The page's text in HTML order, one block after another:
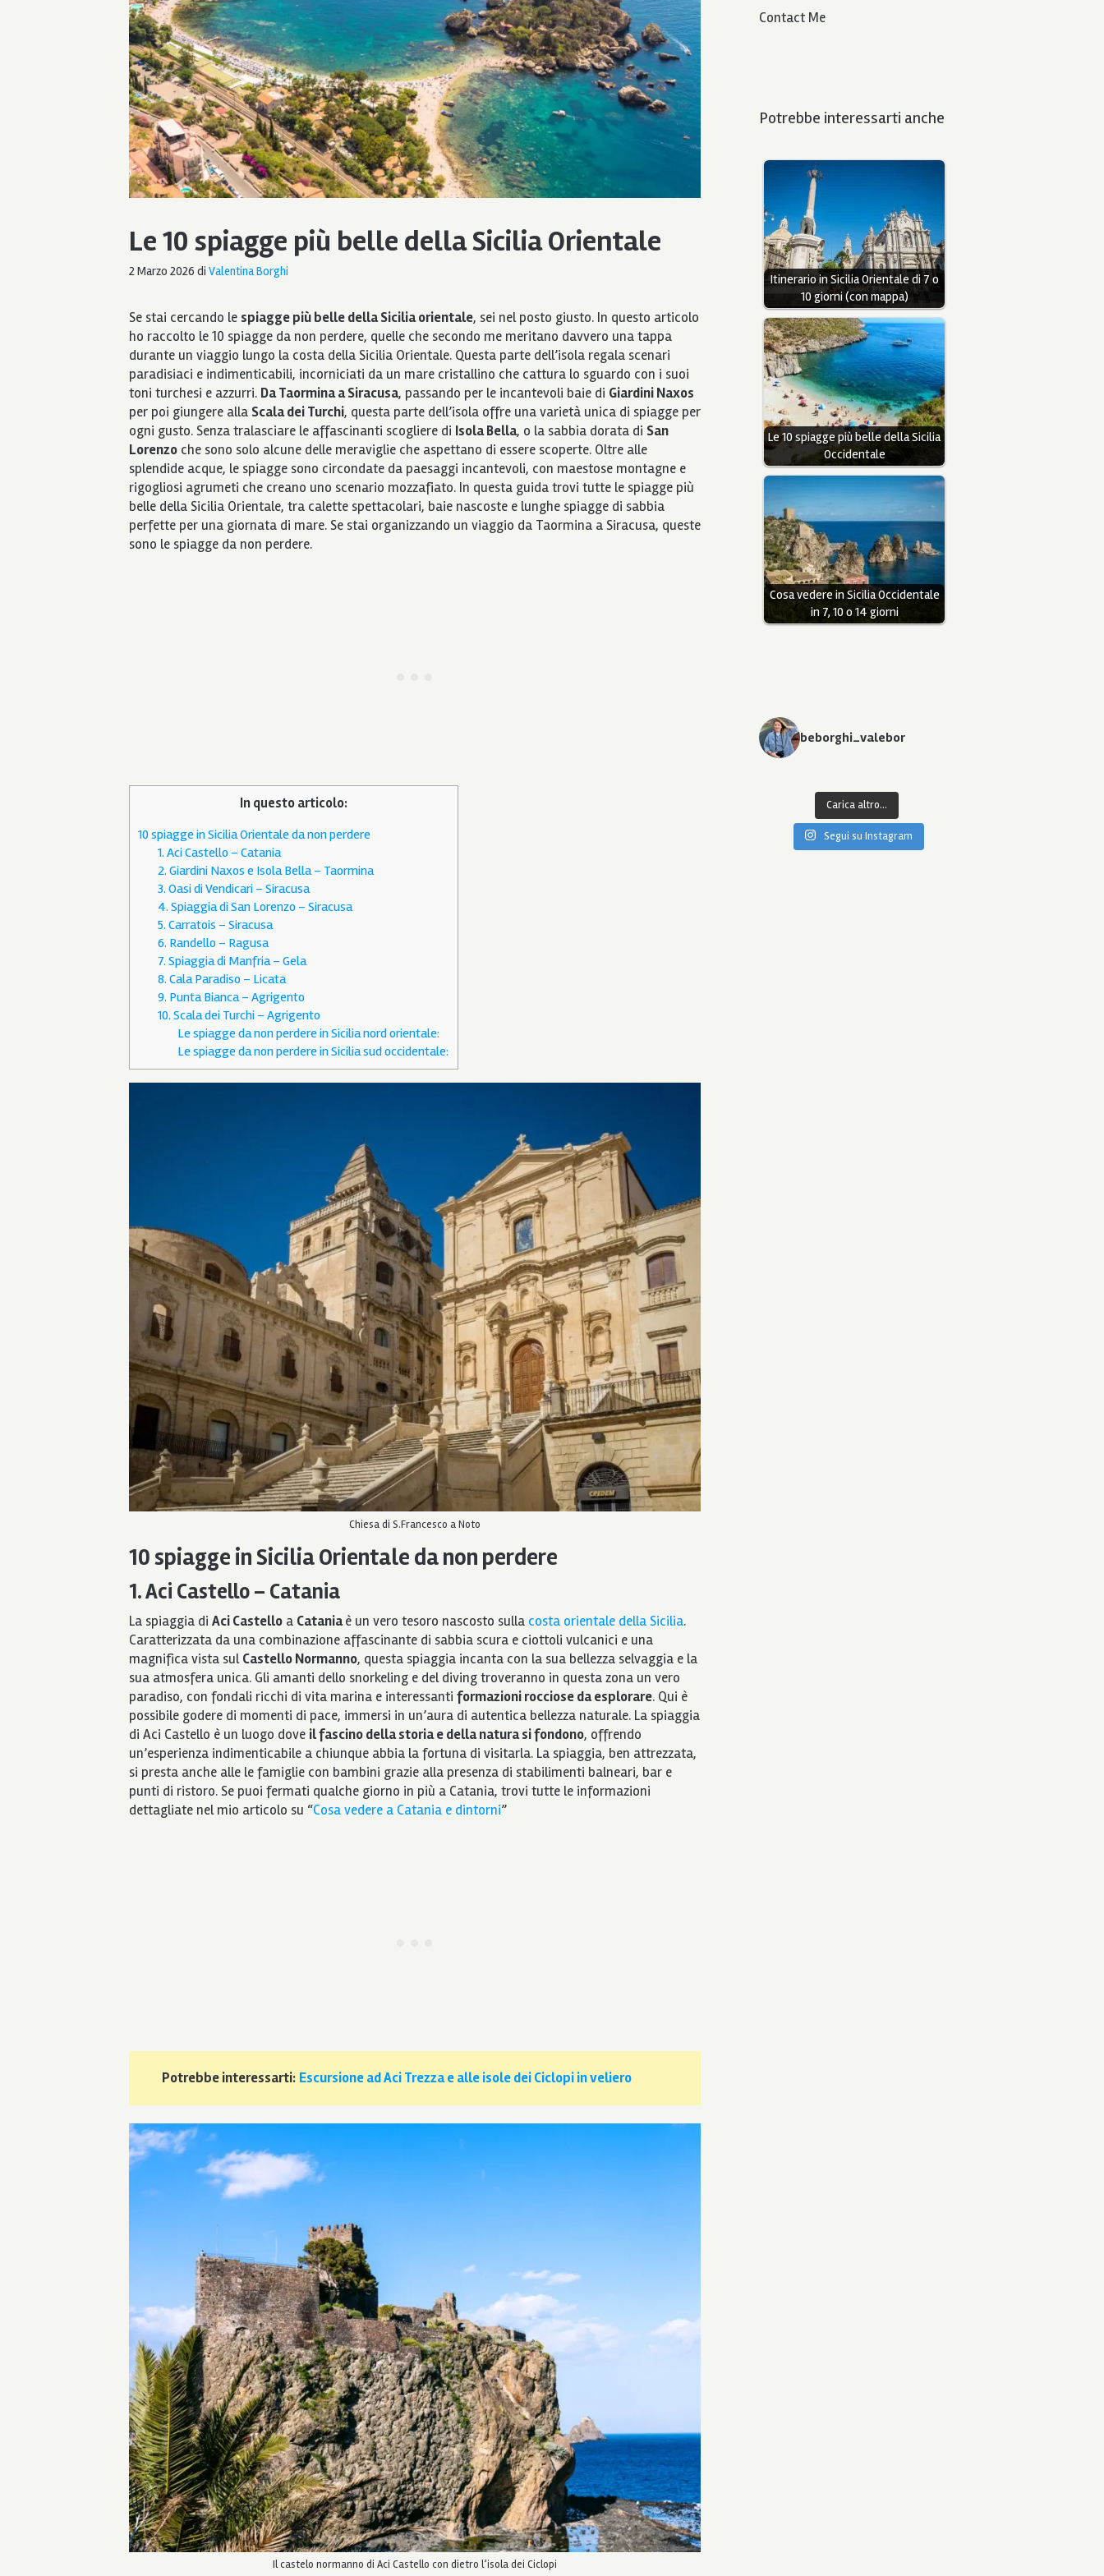
Le 10 spiagge più belle della Sicilia Orientale
2 Marzo 2026 di Valentina Borghi
Se stai cercando le spiagge più belle della Sicilia orientale, sei nel posto giusto. In questo articolo
ho raccolto le 10 spiagge da non perdere, quelle che secondo me meritano davvero una tappa
durante un viaggio lungo la costa della Sicilia Orientale. Questa parte dell’isola regala scenari
paradisiaci e indimenticabili, incorniciati da un mare cristallino che cattura lo sguardo con i suoi
toni turchesi e azzurri. Da Taormina a Siracusa, passando per le incantevoli baie di Giardini Naxos
per poi giungere alla Scala dei Turchi, questa parte dell’isola offre una varietà unica di spiagge per
ogni gusto. Senza tralasciare le affascinanti scogliere di Isola Bella, o la sabbia dorata di San
Lorenzo che sono solo alcune delle meraviglie che aspettano di essere scoperte. Oltre alle
splendide acque, le spiagge sono circondate da paesaggi incantevoli, con maestose montagne e
rigogliosi agrumeti che creano uno scenario mozzafiato. In questa guida trovi tutte le spiagge più
belle della Sicilia Orientale, tra calette spettacolari, baie nascoste e lunghe spiagge di sabbia
perfette per una giornata di mare. Se stai organizzando un viaggio da Taormina a Siracusa, queste
sono le spiagge da non perdere.
In questo articolo:
10 spiagge in Sicilia Orientale da non perdere
1. Aci Castello – Catania
2. Giardini Naxos e Isola Bella – Taormina
3. Oasi di Vendicari – Siracusa
4. Spiaggia di San Lorenzo – Siracusa
5. Carratois – Siracusa
6. Randello – Ragusa
7. Spiaggia di Manfria – Gela
8. Cala Paradiso – Licata
9. Punta Bianca – Agrigento
10. Scala dei Turchi – Agrigento
Le spiagge da non perdere in Sicilia nord orientale:
Le spiagge da non perdere in Sicilia sud occidentale:
Chiesa di S.Francesco a Noto
10 spiagge in Sicilia Orientale da non perdere
1. Aci Castello – Catania
La spiaggia di Aci Castello a Cataniaè un vero tesoro nascosto sulla costa orientale della Sicilia.
Caratterizzata da una combinazione affascinante di sabbia scura e ciottoli vulcanici e una
magnifica vista sulCastello Normanno, questa spiaggia incanta con la sua bellezza selvaggia e la
sua atmosfera unica. Gli amanti dello snorkeling e del diving troveranno in questa zona un vero
paradiso, con fondali ricchi di vita marina e interessanti formazioni rocciose da esplorare. Qui è
possibile godere di momenti di pace, immersi in un’aura di autentica bellezza naturale. La spiaggia
di Aci Castello è un luogo dove il fascino della storia e della natura si fondono, offrendo
un’esperienza indimenticabile a chiunque abbia la fortuna di visitarla. La spiaggia, ben attrezzata,
si presta anche alle le famiglie con bambini grazie alla presenza di stabilimenti balneari, bar e
punti di ristoro. Se puoi fermati qualche giorno in più a Catania, trovi tutte le informazioni
dettagliate nel mio articolo su “Cosa vedere a Catania e dintorni”
Potrebbe interessarti: Escursione ad Aci Trezza e alle isole dei Ciclopi in veliero
Il castelo normanno di Aci Castello con dietro l’isola dei Ciclopi
Contact Me
Potrebbe interessarti anche
Itinerario in Sicilia Orientale di 7 o
10 giorni (con mappa)
Le 10 spiagge più belle della Sicilia
Occidentale
Cosa vedere in Sicilia Occidentale
in 7, 10 o 14 giorni
beborghi_valebor
Carica altro...
Segui su Instagram